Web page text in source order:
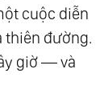
cuộc diễn
thiên đường.
giờ — và